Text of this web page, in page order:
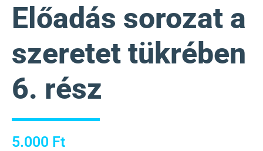
Előadás sorozat a
szeretet tükrében
6. rész
5.000 Ft